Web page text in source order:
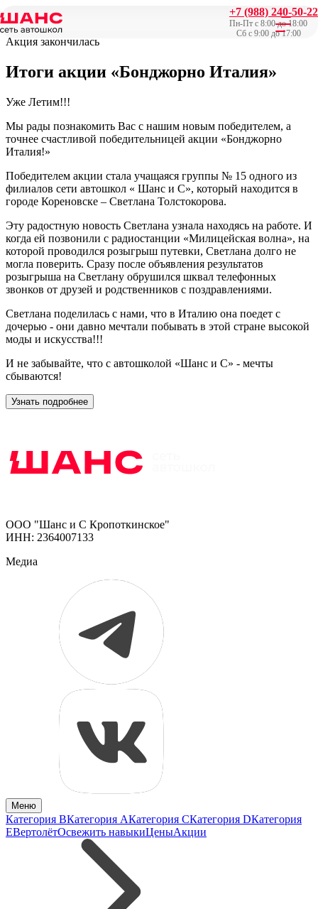
+7 (988) 240-50-22
Пн-Пт с 8:00 до 18:00
Сб с 9:00 до 17:00
Главная/Акции
Итоги акции «Бонджорно Италия»
Акция закончилась
Итоги акции «Бонджорно Италия»
Уже Летим!!!
Мы рады познакомить Вас с нашим новым победителем, а
точнее счастливой победительницей акции «Бонджорно
Италия!»
Победителем акции стала учащаяся группы № 15 одного из
филиалов сети автошкол « Шанс и С», который находится в
городе Кореновске – Светлана Толстокорова.
Эту радостную новость Светлана узнала находясь на работе. И
когда ей позвонили с радиостанции «Милицейская волна», на
которой проводился розыгрыш путевки, Светлана долго не
могла поверить. Сразу после объявления результатов
розыгрыша на Светлану обрушился шквал телефонных
звонков от друзей и родственников с поздравлениями.
Светлана поделилась с нами, что в Италию она поедет с
дочерью - они давно мечтали побывать в этой стране высокой
моды и искусства!!!
И не забывайте, что с автошколой «Шанс и С» - мечты
сбываются!
Узнать подробнее
ООО "Шанс и С Кропоткинское"
ИНН: 2364007133
Медиа
Меню
Категория BКатегория AКатегория CКатегория DКатегория
EВертолётОсвежить навыкиЦеныАкции